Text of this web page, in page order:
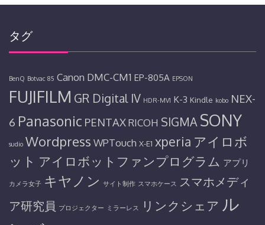
タグ
BenQ Botvac 85 Canon DMC-CM1 EP-805A EPSON
FUJIFILM GR Digital IV HDR-MV1 K-3 Kindle kobo NEX-
6 Panasonic PENTAXRICOH SIGMA SONY
sudio Wordpress WPTouch X-E1 xperia アイロボ
ット アイロボットファンプログラム アプリ
カメラ女子 キヤノン サイト制作 スマホケース スマホメディ
ア研究員 プロジェクター ミラーレス リンクシェア ル